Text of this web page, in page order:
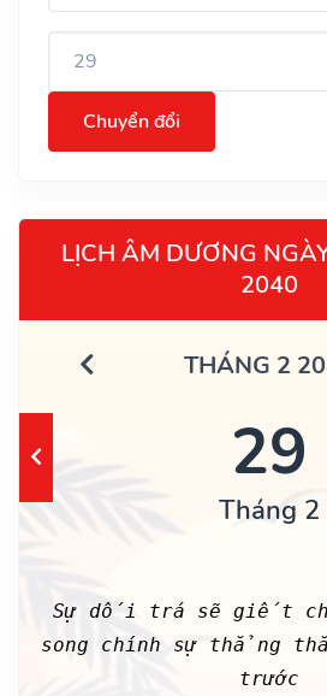
Chuyển đổi
LỊCH ÂM DƯƠNG
2040
THÁNG 2
29
Tháng 2
Sự dối trá sẽ giết
song chính sự thẳng
trước